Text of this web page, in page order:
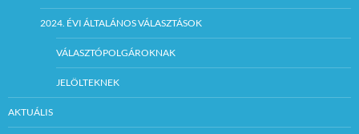
2024. ÉVI ÁLTALÁNOS VÁLASZTÁSOK
VÁLASZTÓPOLGÁROKNAK
JELÖLTEKNEK
AKTUÁLIS